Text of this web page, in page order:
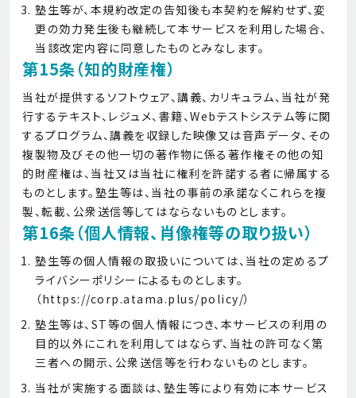
塾生等が、本規約改定の告知後も本契約を解約せず、変
更の効力発生後も継続して本サービスを利用した場合、
当該改定内容に同意したものとみなします。
第15条（知的財産権）
当社が提供するソフトウェア、講義、カリキュラム、当社が発
行するテキスト、レジュメ、書籍、Webテストシステム等に関
するプログラム、講義を収録した映像又は音声データ、その
複製物及びその他一切の著作物に係る著作権その他の知
的財産権は、当社又は当社に権利を許諾する者に帰属する
ものとします。塾生等は、当社の事前の承諾なくこれらを複
製、転載、公衆送信等してはならないものとします。
第16条（個人情報、肖像権等の取り扱い）
塾生等の個人情報の取扱いについては、当社の定めるプ
ライバシーポリシーによるものとします。
（https://corp.atama.plus/policy/）
塾生等は、ST等の個人情報につき、本サービスの利用の
目的以外にこれを利用してはならず、当社の許可なく第
三者への開示、公衆送信等を行わないものとします。
当社が実施する面談は、塾生等により有効に本サービス